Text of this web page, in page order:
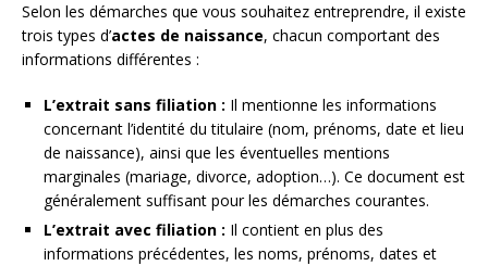
Selon les démarches que vous souhaitez entreprendre, il existe
trois types d’actes de naissance, chacun comportant des
informations différentes :
L’extrait sans filiation : Il mentionne les informations
concernant l’identité du titulaire (nom, prénoms, date et lieu
de naissance), ainsi que les éventuelles mentions
marginales (mariage, divorce, adoption…). Ce document est
généralement suffisant pour les démarches courantes.
L’extrait avec filiation : Il contient en plus des
informations précédentes, les noms, prénoms, dates et